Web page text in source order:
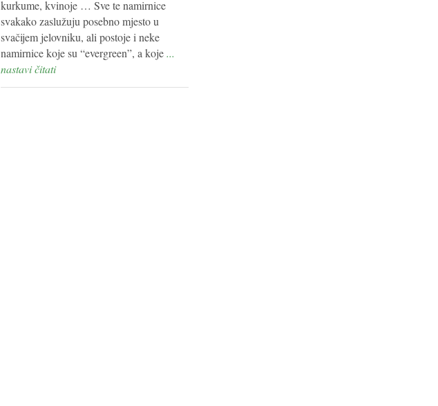
kurkume, kvinoje … Sve te namirnice
svakako zaslužuju posebno mjesto u
svačijem jelovniku, ali postoje i neke
namirnice koje su “evergreen”, a koje...
nastavi čitati